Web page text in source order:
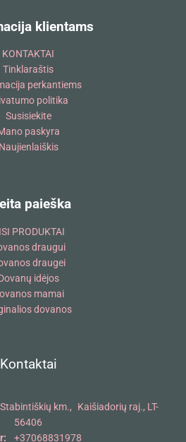
klientams
KONTAKTAI
Tinklaraštis
perkantiems
politika
Susisiekite
paskyra
Naujienlaiškis
paieška
PRODUKTAI
draugui
draugei
idėjos
mamai
dovanos
Kontaktai
km., Kaišiadorių raj., LT-
56406
+37068831978